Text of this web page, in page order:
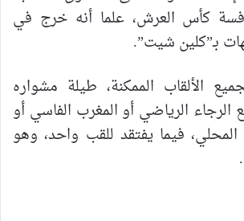
كأس العرش، علما أنه خرج في
بـ”كلين شيت”.
الألقاب الممكنة، طيلة مشواره
الرجاء الرياضي أو المغرب الفاسي أو
فيما يفتقد للقب واحد، وهو